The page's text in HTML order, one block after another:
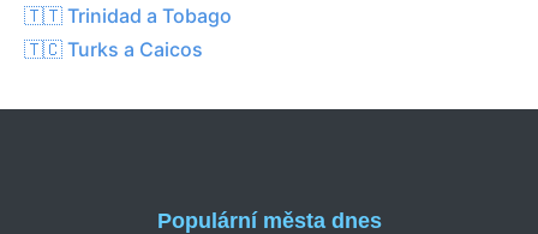
🇹🇹 Trinidad a Tobago
🇹🇨 Turks a Caicos
Populární města dnes